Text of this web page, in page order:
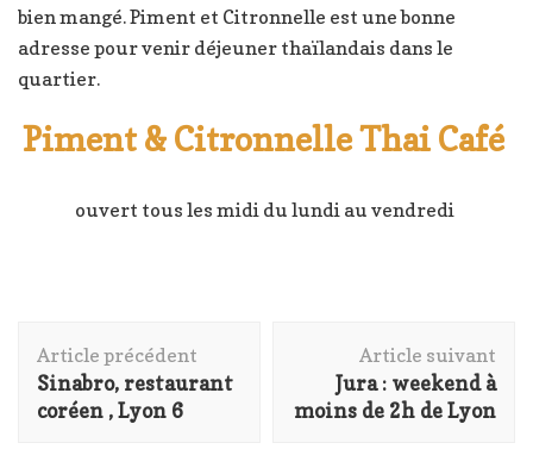
bien mangé. Piment et Citronnelle est une bonne
adresse pour venir déjeuner thaïlandais dans le
quartier.
Piment & Citronnelle Thai Café
ouvert tous les midi du lundi au vendredi
d'article
Article précédent
Sinabro, restaurant
coréen , Lyon 6
Article suivant
Jura : weekend à
moins de 2h de Lyon